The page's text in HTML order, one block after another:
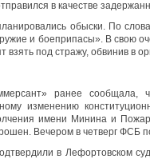
в качестве
обыски. По
и боеприпасы». В свою
взять под стражу, обвинив в
ранее
изменению
имени Минина и
Вечером в четверг ФСБ
в Лефортовском